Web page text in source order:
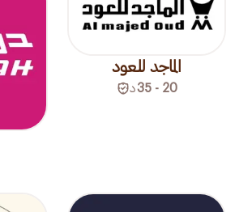
الماجد للعود
20 - 35 د